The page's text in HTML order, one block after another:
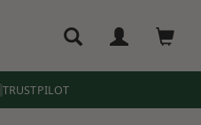
TRUSTPILOT